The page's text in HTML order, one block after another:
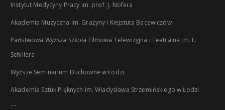
Instytut Medycyny Pracy im. prof. J. Nofera
Akademia Muzyczna im. Grażyny i Kiejstuta Bacewiczów
Państwowa Wyższa Szkoła Filmowa Telewizyjna i Teatralna im. L.
Schillera
Wyższe Seminarium Duchowne w Łodzi
Akademia Sztuk Pięknych im. Władysława Strzemińskiego w Łodzi
...